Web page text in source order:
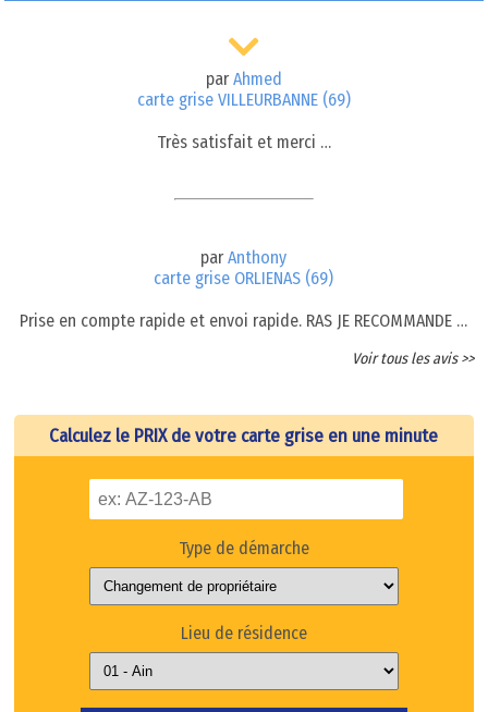
par Ahmed
carte grise VILLEURBANNE (69)
Très satisfait et merci …
parAnthony
carte grise ORLIENAS (69)
Prise en compte rapide et envoi rapide. RAS JE RECOMMANDE …
Voir tous les avis >>
Calculez le PRIX de votre carte grise en une minute
Type de démarche
Lieu de résidence